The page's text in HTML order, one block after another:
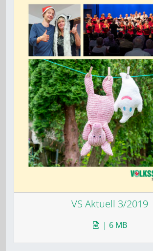
VS Aktuell 3/2019
| 6 MB